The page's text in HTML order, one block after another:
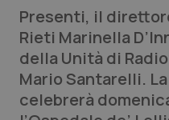
Studi e Analisi
Lettere al direttore
Edizioni Regionali
Presenti, il
Rieti Marinella
della Unità di
Mario Santarelli.
celebrerà